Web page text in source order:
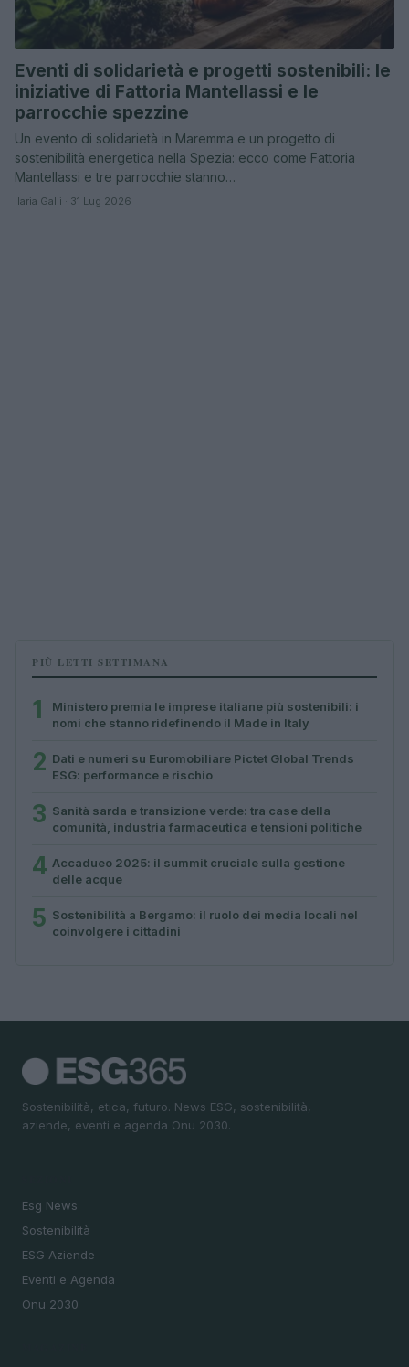
Eventi di solidarietà e progetti sostenibili: le
iniziative di Fattoria Mantellassi e le
parrocchie spezzine
Un evento di solidarietà in Maremma e un progetto di
sostenibilità energetica nella Spezia: ecco come Fattoria
Mantellassi e tre parrocchie stanno…
Ilaria Galli · 31 Lug 2026
PIÙ LETTI SETTIMANA
1
Ministero premia le imprese italiane più sostenibili: i
nomi che stanno ridefinendo il Made in Italy
2 Dati e numeri su Euromobiliare Pictet Global Trends
ESG: performance e rischio
3 Sanità sarda e transizione verde: tra case della
comunità, industria farmaceutica e tensioni politiche
4 Accadueo 2025: il summit cruciale sulla gestione
delle acque
5 Sostenibilità a Bergamo: il ruolo dei media locali nel
coinvolgere i cittadini
Sostenibilità, etica, futuro. News ESG, sostenibilità,
aziende, eventi e agenda Onu 2030.
Esg News
Sostenibilità
ESG Aziende
Eventi e Agenda
Onu 2030